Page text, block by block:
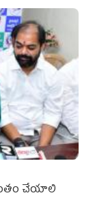
చేయాలి